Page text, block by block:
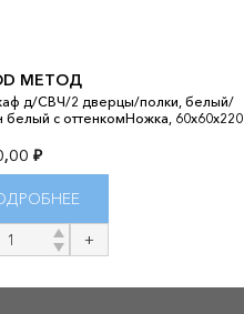
МЕТОД
д/СВЧ/2 дверцы/полки, белый/
белый с оттенкомНожка, 60x60x220
₽